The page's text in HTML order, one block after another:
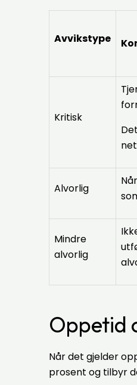
Avvikstype
Kritisk
Alvorlig
Mindre
alvorlig
Oppetid
Når det gjelder
prosent og tilbyr